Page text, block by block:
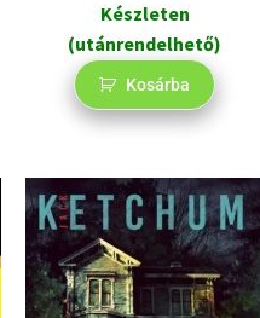
Készleten
(utánrendelhető)
Kosárba